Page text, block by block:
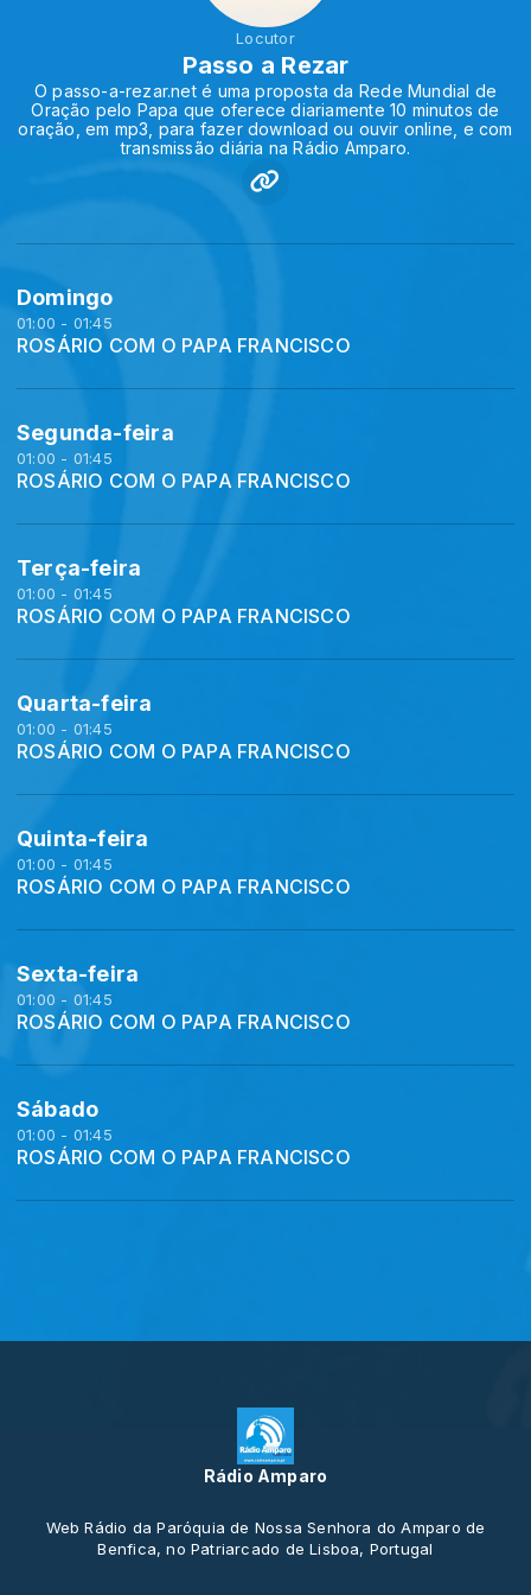
Locutor
Passo a Rezar
O passo-a-rezar.net é uma proposta da Rede Mundial de
Oração pelo Papa que oferece diariamente 10 minutos de
oração, em mp3, para fazer download ou ouvir online, e com
transmissão diária na Rádio Amparo.
Domingo
01:00 - 01:45
ROSÁRIO COM O PAPA FRANCISCO
Segunda-feira
01:00 - 01:45
ROSÁRIO COM O PAPA FRANCISCO
Terça-feira
01:00 - 01:45
ROSÁRIO COM O PAPA FRANCISCO
Quarta-feira
01:00 - 01:45
ROSÁRIO COM O PAPA FRANCISCO
Quinta-feira
01:00 - 01:45
ROSÁRIO COM O PAPA FRANCISCO
Sexta-feira
01:00 - 01:45
ROSÁRIO COM O PAPA FRANCISCO
Sábado
01:00 - 01:45
ROSÁRIO COM O PAPA FRANCISCO
Rádio Amparo
Web Rádio da Paróquia de Nossa Senhora do Amparo de
Benfica, no Patriarcado de Lisboa, Portugal